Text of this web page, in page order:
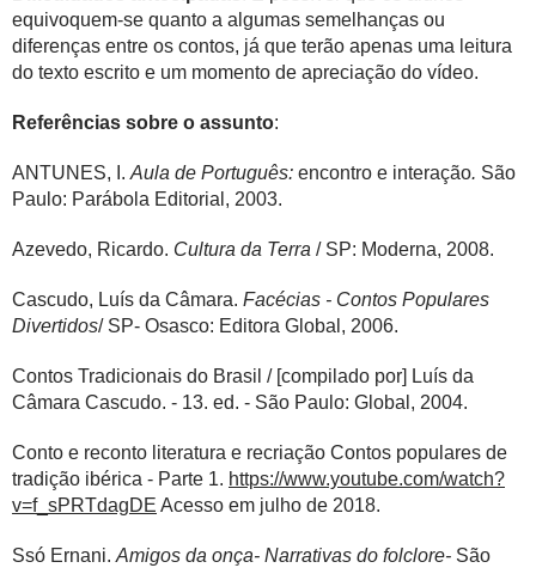
equivoquem-se quanto a algumas semelhanças ou
diferenças entre os contos, já que terão apenas uma leitura
do texto escrito e um momento de apreciação do vídeo.
Referências sobre o assunto:
ANTUNES, I. Aula de Português: encontro e interação. São
Paulo: Parábola Editorial, 2003.
Azevedo, Ricardo. Cultura da Terra / SP: Moderna, 2008.
Cascudo, Luís da Câmara. Facécias - Contos Populares
Divertidos/ SP- Osasco: Editora Global, 2006.
Contos Tradicionais do Brasil / [compilado por] Luís da
Câmara Cascudo. - 13. ed. - São Paulo: Global, 2004.
Conto e reconto literatura e recriação Contos populares de
tradição ibérica - Parte 1. https://www.youtube.com/watch?
v=f_sPRTdagDE Acesso em julho de 2018.
Ssó Ernani. Amigos da onça- Narrativas do folclore- São